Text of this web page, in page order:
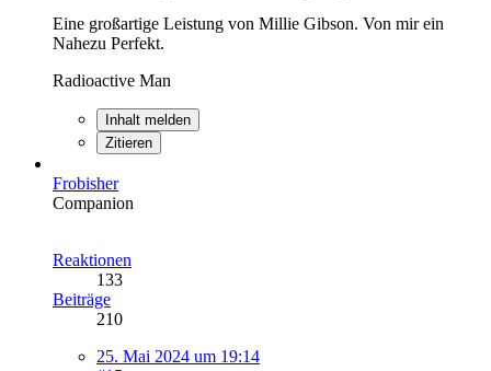
Eine großartige Leistung von Millie Gibson. Von mir ein
Nahezu Perfekt.
Radioactive Man
Inhalt melden
Zitieren
Frobisher
Companion
Reaktionen
133
Beiträge
210
25. Mai 2024 um 19:14